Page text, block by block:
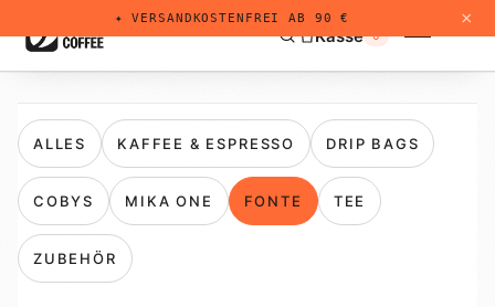
✦ VERSANDKOSTENFREI AB 90 € ×
Kasse 0
Kaffee & Espresso
02 Drip Bags
ALLES KAFFEE & ESPRESSO DRIP BAGS
COBYS MIKA ONE FONTE TEE
ZUBEHÖR